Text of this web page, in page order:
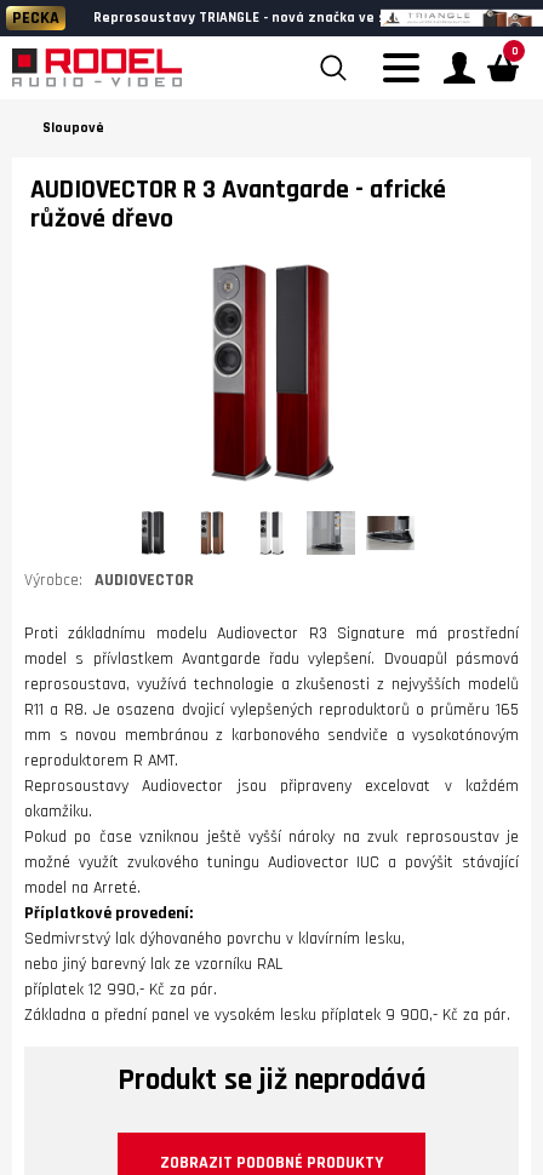
PECKA Reprosoustavy TRIANGLE - nová značka ve studiu
0
Sloupové
AUDIOVECTOR R 3 Avantgarde - africké
růžové dřevo
Výrobce: AUDIOVECTOR
Proti základnímu modelu Audiovector R3 Signature má prostřední
model s přívlastkem Avantgarde řadu vylepšení. Dvouapůl pásmová
reprosoustava, využívá technologie a zkušenosti z nejvyšších modelů
R11 a R8. Je osazena dvojicí vylepšených reproduktorů o průměru 165
mm s novou membránou z karbonového sendviče a vysokotónovým
reproduktorem R AMT.
Reprosoustavy Audiovector jsou připraveny excelovat v každém
okamžiku.
Pokud po čase vzniknou ještě vyšší nároky na zvuk reprosoustav je
možné využít zvukového tuningu Audiovector IUC a povýšit stávající
model na Arreté.
Příplatkové provedení:
Sedmivrstvý lak dýhovaného povrchu v klavírním lesku,
nebo jiný barevný lak ze vzorníku RAL
příplatek 12 990,- Kč za pár.
Základna a přední panel ve vysokém lesku příplatek 9 900,- Kč za pár.
Produkt se již neprodává
ZOBRAZIT PODOBNÉ PRODUKTY